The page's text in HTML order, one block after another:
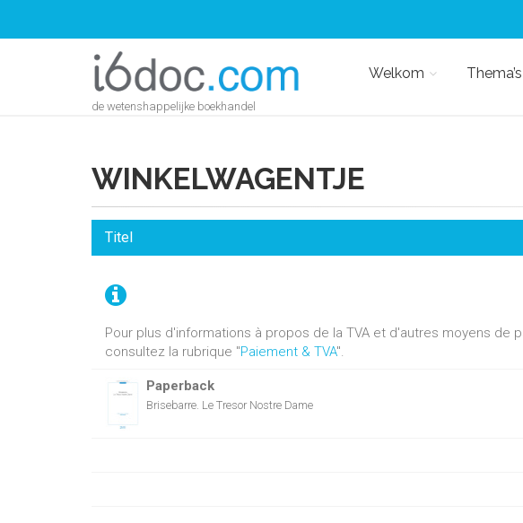
de wetenshappelijke boekhandel
Welkom Thema’s
WINKELWAGENTJE
Pour plus d'informations à propos de la TVA et d'autres moyens de
consultez la rubrique "Paiement & TVA".
Titel
Paperback
Brisebarre. Le Tresor Nostre Dame